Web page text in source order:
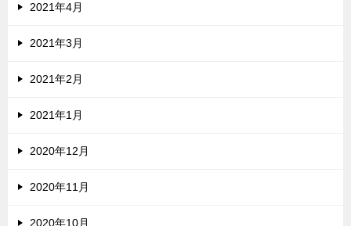
2021年4月
2021年3月
2021年2月
2021年1月
2020年12月
2020年11月
2020年10月